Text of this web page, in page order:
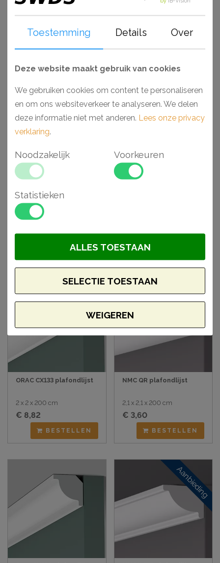
afgewerkt. Voorzien van een primer, laten deze
Monteer en werk het geheel gemakkelijk af met de lijmen
Waarom kiezen voor een Wallstyl plint?
- Makkelijk verwerkbaar
- Toepasbaar in vochtige ruimtes
- Inclusief kleine opening voor snoer
- Hoge dichtheid vanwege materiaal HDPS
- Voorgeschilderd en extreem stootvast
Gerelateerde
artikelen
ORAC CX133 plafondlijst
2 x 2 x 200 cm
€ 8,82
BESTELLEN
Aanbieding
NMC QR plafondlijst
2,1 x 2,1 x 200 cm
€ 3,60
BESTELLEN
Aanbieding
Toestemming Details Over
Deze website maakt gebruik van cookies
We gebruiken cookies om content te personaliseren
en om ons websiteverkeer te analyseren. We delen
deze informatie niet met anderen. Lees onze privacy
verklaring.
Noodzakelijk Voorkeuren
Statistieken
WEIGEREN
SELECTIE TOESTAAN
ALLES TOESTAAN